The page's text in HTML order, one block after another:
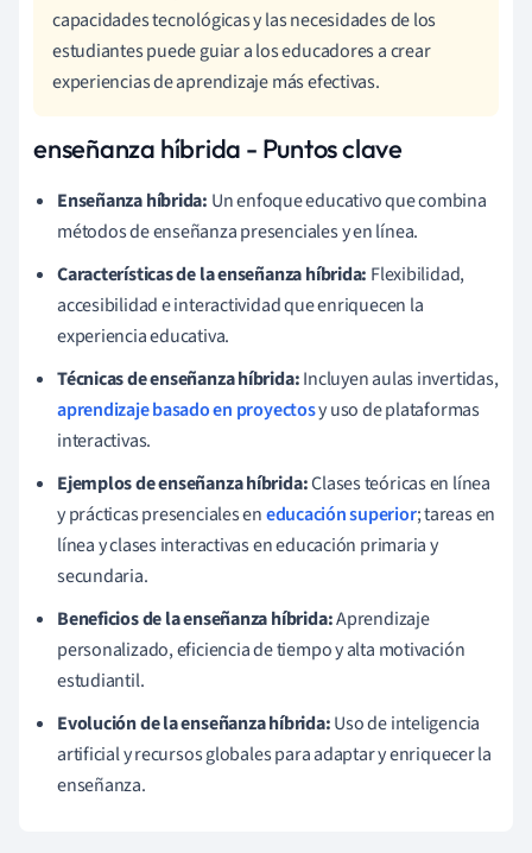
capacidades tecnológicas y las necesidades de los
estudiantes puede guiar a los educadores a crear
experiencias de aprendizaje más efectivas.
enseñanza híbrida - Puntos clave
Enseñanza híbrida: Un enfoque educativo que combina
métodos de enseñanza presenciales y en línea.
Características de la enseñanza híbrida: Flexibilidad,
accesibilidad e interactividad que enriquecen la
experiencia educativa.
Técnicas de enseñanza híbrida:Incluyen aulas invertidas,
aprendizaje basado en proyectosy uso de plataformas
interactivas.
Ejemplos de enseñanza híbrida:Clases teóricas en línea
y prácticas presenciales eneducación superior; tareas en
línea y clases interactivas en educación primaria y
secundaria.
Beneficios de la enseñanza híbrida:Aprendizaje
personalizado, eficiencia de tiempo y alta motivación
estudiantil.
Evolución de la enseñanza híbrida:Uso de inteligencia
artificial y recursos globales para adaptar y enriquecer la
enseñanza.